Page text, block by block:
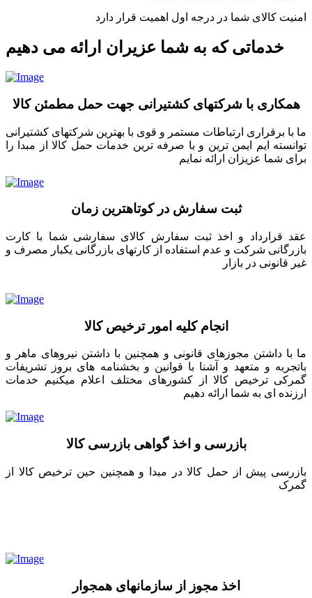
امنیت کالای شما در درجه اول اهمیت قرار دارد
خدماتی که به شما عزیران ارائه می دهیم
همکاری با شرکتهای کشتیرانی جهت حمل مطمئن کالا
ما با برقراری ارتباطات مستمر و قوی با بهترین شرکتهای کشتیرانی
توانسته ایم ایمن ترین و با صرفه ترین خدمات حمل کالا از مبدا را
برای شما عزیزان ارائه نمایم
ثبت سفارش در کوتاهترین زمان
عقد قرارداد و اخذ ثبت سفارش کالای سفارشی شما با کارت
بازرگانی شرکت و عدم استفاده از کارتهای بازرگانی یکبار مصرف و
غیر قانونی در بازار
انجام کلیه امور ترخیص کالا
ما با داشتن مجوزهای قانونی و همچنین با داشتن نیروهای ماهر و
باتجربه و متعهد و آشنا با قوانین و بخشنامه های بروز تشریفات
گمرکی ترخیص کالا از کشورهای مختلف اعلام میکنیم خدمات
ارزنده ای به شما ارائه دهیم
بازرسی و اخذ گواهی بازرسی کالا
بازرسی پیش از حمل کالا در مبدا و همچنین حین ترخیص کالا از
گمرک
اخذ مجوز از سازمانهای همجوار